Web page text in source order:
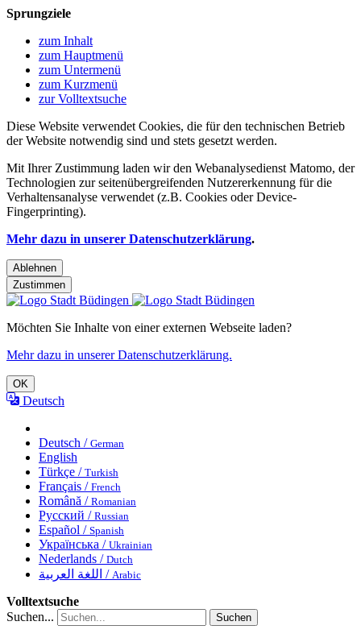
Sprungziele
zum Inhalt
zum Hauptmenü
zum Untermenü
zum Kurzmenü
zur Volltextsuche
Diese Website verwendet Cookies, die für den technischen Betrieb
der Website notwendig sind und stets gesetzt werden.
Mit Ihrer Zustimmung laden wir den Webanalysedienst Matomo, der
Technologien zur seitenübergreifenden Nutzererkennung für die
Verhaltensanalyse verwendet (z.B. Cookies oder Device-
Fingerprinting).
Mehr dazu in unserer Datenschutzerklärung.
Ablehnen
Zustimmen
Möchten Sie Inhalte von einer externen Webseite laden?
Mehr dazu in unserer Datenschutzerklärung.
OK
Deutsch
Deutsch / German
English
Türkçe / Turkish
Français / French
Română / Romanian
Русский / Russian
Español / Spanish
Українська / Ukrainian
Nederlands / Dutch
اللغة العربية / Arabic
Volltextsuche
Suchen...
Suchen